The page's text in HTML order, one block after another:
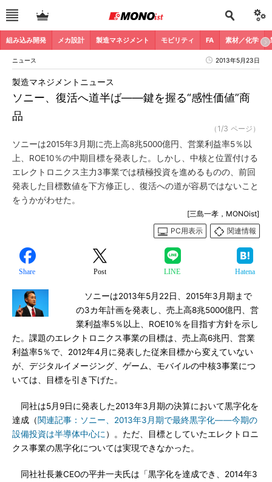
組み込み開発 メカ設計 製造マネジメント モビリティ FA 素材／化学
ニュース 2013年5月23日
ソニー、復活へ道半ば――鍵を握る“感性価値”商
品
製造マネジメントニュース
（1/3 ページ）
ソニーは2015年3月期に売上高8兆5000億円、営業利益率5％以
上、ROE10％の中期目標を発表した。しかし、中核と位置付ける
エレクトロニクス主力3事業では積極投資を進めるものの、前回
発表した目標数値を下方修正し、復活への道が容易ではないこと
をうかがわせた。
[三島一孝，MONOist]
PC用表示
関連情報
Share Post LINE Hatena
ソニーは2013年5月22日、2015年3月期まで
の3カ年計画を発表し、売上高8兆5000億円、営
業利益率5％以上、ROE10％を目指す方針を示し
た。課題のエレクトロニクス事業の目標は、売上高6兆円、営業
利益率5％で、2012年4月に発表した従来目標から変えていない
が、デジタルイメージング、ゲーム、モバイルの中核3事業につ
いては、目標を引き下げた。
同社は5月9日に発表した2013年3月期の決算において黒字化を
達成（関連記事：ソニー、2013年3月期で最終黒字化――今期の
設備投資は半導体中心に ）。ただ、目標としていたエレクトロニ
クス事業の黒字化については実現できなかった。
同社社長兼CEOの平井一夫氏は「黒字化を達成でき、2014年3